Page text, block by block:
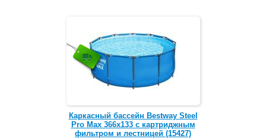
Каркасный бассейн Bestway Steel
Pro Max 366х133 с картриджным
фильтром и лестницей (15427)